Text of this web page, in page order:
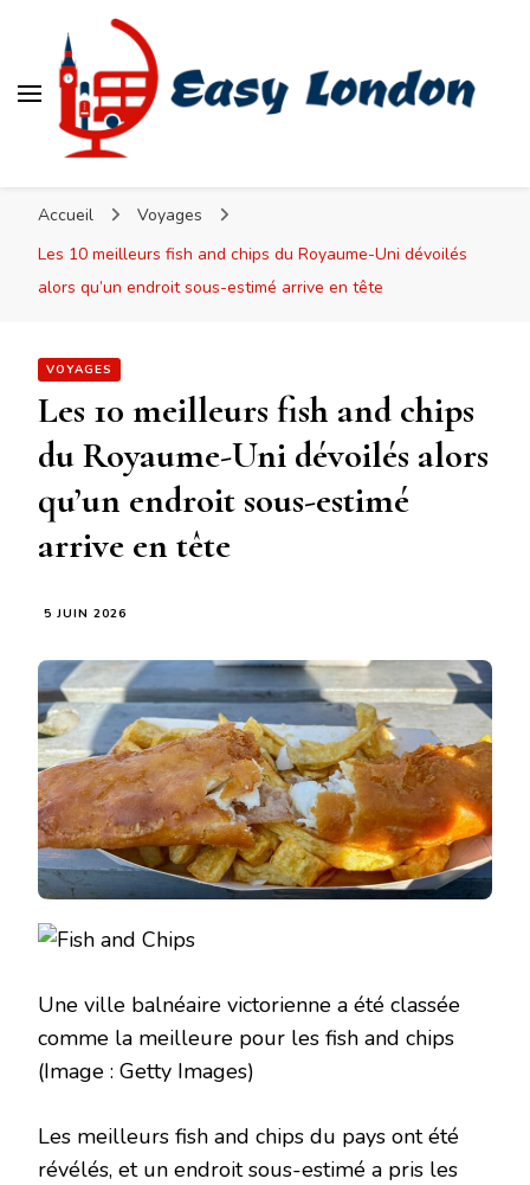
Accueil
Voyages
Les 10 meilleurs fish and chips du Royaume-Uni dévoilés
alors qu’un endroit sous-estimé arrive en tête
VOYAGES
Les 10 meilleurs fish and chips
du Royaume-Uni dévoilés alors
qu’un endroit sous-estimé
arrive en tête
5 JUIN 2026
Une ville balnéaire victorienne a été classée
comme la meilleure pour les fish and chips
(Image : Getty Images)
Les meilleurs fish and chips du pays ont été
révélés, et un endroit sous-estimé a pris les